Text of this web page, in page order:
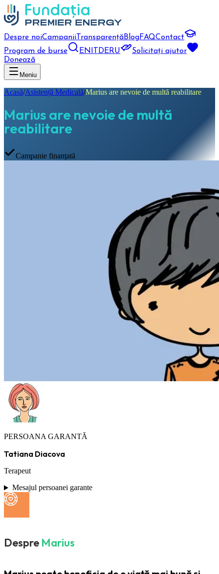
Despre noiCampanii TransparențăBlogFAQContact
Program de burse
EN DERU
Solicitați ajutor
Donează
Meniu
Acasă/Asistență Medicală/Marius are nevoie de multă reabilitare
Marius are nevoie de multă
reabilitare
Campanie finanțată
PERSOANA GARANTĂ
Tatiana Diacova
Terapeut
Mesajul persoanei garante
Despre Marius